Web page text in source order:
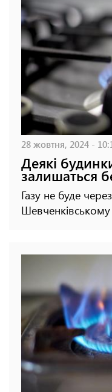
28 жовтня, 2024 -
Деякі
залишаться
Газу не буде
Шевченківському